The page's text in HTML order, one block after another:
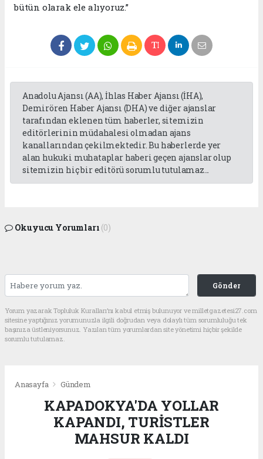
bütün olarak ele alıyoruz.”
Anadolu Ajansı (AA), İhlas Haber Ajansı (İHA),
Demirören Haber Ajansı (DHA) ve diğer ajanslar
tarafından eklenen tüm haberler, sitemizin
editörlerinin müdahalesi olmadan ajans
kanallarından çekilmektedir. Bu haberlerde yer
alan hukuki muhataplar haberi geçen ajanslar olup
sitemizin hiç bir editörü sorumlu tutulamaz...
Okuyucu Yorumları (0)
Gönder
Yorum yazarak Topluluk Kuralları’nı kabul etmiş bulunuyor ve milletgazetesi27.com
sitesine yaptığınız yorumunuzla ilgili doğrudan veya dolaylı tüm sorumluluğu tek
başınıza üstleniyorsunuz. Yazılan tüm yorumlardan site yönetimi hiçbir şekilde
sorumlu tutulamaz.
Anasayfa Gündem
KAPADOKYA'DA YOLLAR
KAPANDI, TURİSTLER
MAHSUR KALDI